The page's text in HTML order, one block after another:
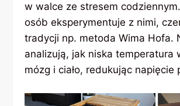
w walce ze stresem
osób eksperymentuje z nimi,
tradycji np. metoda Wima Hofa.
analizują, jak niska temperatura
mózg i ciało, redukując napięcie